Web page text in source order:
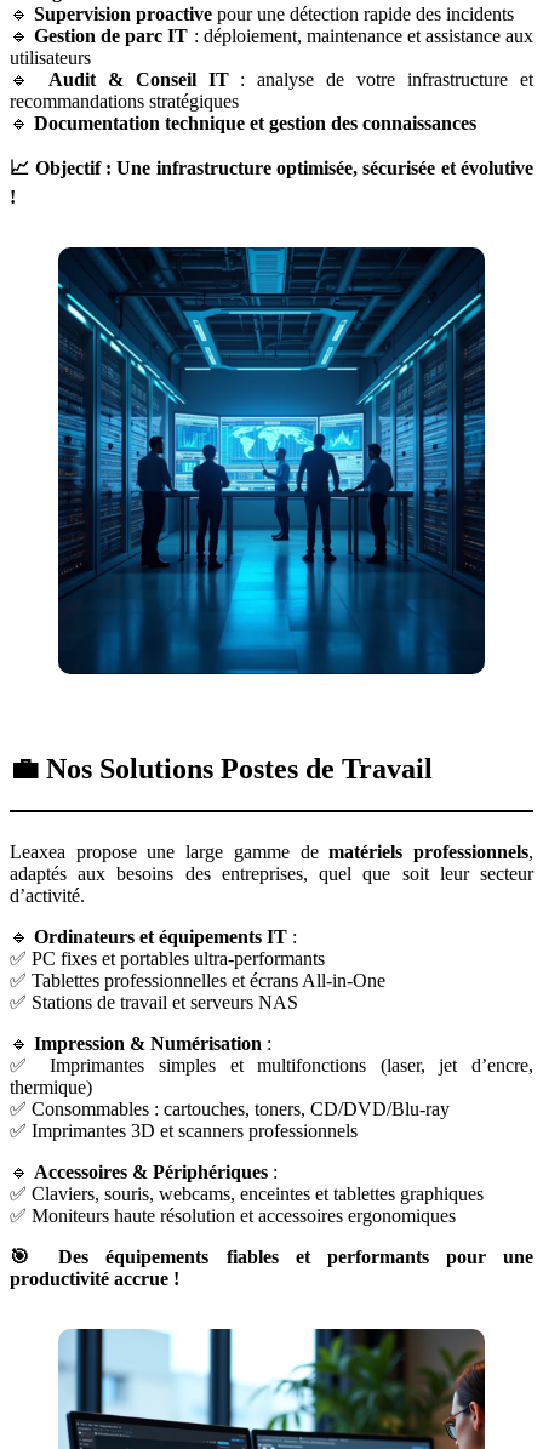
🔹 Supervision proactive pour une détection rapide des incidents
🔹Gestion de parc IT : déploiement, maintenance et assistance aux
utilisateurs
🔹 Audit & Conseil IT: analyse de votre infrastructure et
recommandations stratégiques
🔹 Documentation technique et gestion des connaissances
📈 Objectif : Une infrastructure optimisée, sécurisée et évolutive
!
💼 Nos Solutions Postes de Travail
Leaxea propose une large gamme dematériels professionnels,
adaptés aux besoins des entreprises, quel que soit leur secteur
d’activité.
🔹 Ordinateurs et équipements IT :
✅ PC fixes et portables ultra-performants
✅ Tablettes professionnelles et écrans All-in-One
✅ Stations de travail et serveurs NAS
🔹 Impression & Numérisation :
✅ Imprimantes simples et multifonctions (laser, jet d’encre,
thermique)
✅ Consommables : cartouches, toners, CD/DVD/Blu-ray
✅ Imprimantes 3D et scanners professionnels
🔹 Accessoires & Périphériques :
✅ Claviers, souris, webcams, enceintes et tablettes graphiques
✅ Moniteurs haute résolution et accessoires ergonomiques
🎯 Des équipements fiables et performants pour une
productivité accrue !